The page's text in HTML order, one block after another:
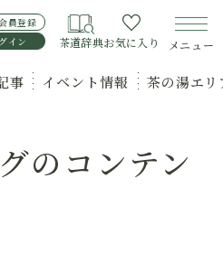
員登録
イン
茶道辞典お気に入り メニュー
事 イベント情報 茶の湯エ
のコンテン